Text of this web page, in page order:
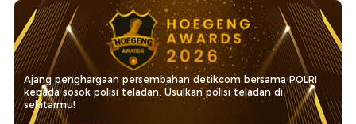
Ajang penghargaan persembahan detikcom bersama POLRI
kepada sosok polisi teladan. Usulkan polisi teladan di
sekitarmu!